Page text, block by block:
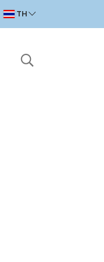
TH